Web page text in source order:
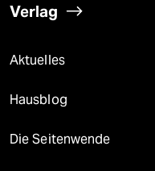
Verlag
Aktuelles
Hausblog
Die Seitenwende